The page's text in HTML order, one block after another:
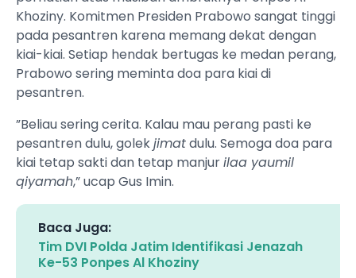
Khoziny. Komitmen Presiden Prabowo sangat tinggi
pada pesantren karena memang dekat dengan
kiai-kiai. Setiap hendak bertugas ke medan perang,
Prabowo sering meminta doa para kiai di
pesantren.
”Beliau sering cerita. Kalau mau perang pasti ke
pesantren dulu, golekjimatdulu. Semoga doa para
kiai tetap sakti dan tetap manjurilaa yaumil
qiyamah,” ucap Gus Imin.
Baca Juga:
Tim DVI Polda Jatim Identifikasi Jenazah
Ke-53 Ponpes Al Khoziny